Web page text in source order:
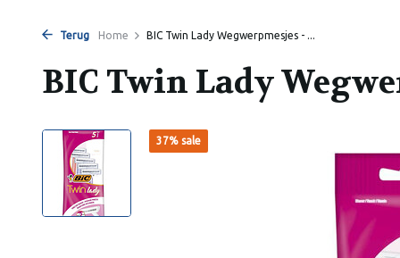
Terug Home BIC Twin Lady Wegwerpmesjes - ...
BIC Twin Lady
37% sale